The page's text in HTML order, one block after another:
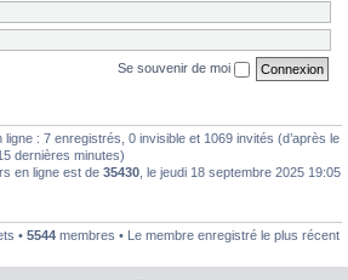
Se souvenir de moi
ligne : 7 enregistrés, 0 invisible et 1069 invités (d’après le
dernières minutes)
en ligne est de 35430 , le jeudi 18 septembre 2025 19:05
• 5544 membres • Le membre enregistré le plus récent